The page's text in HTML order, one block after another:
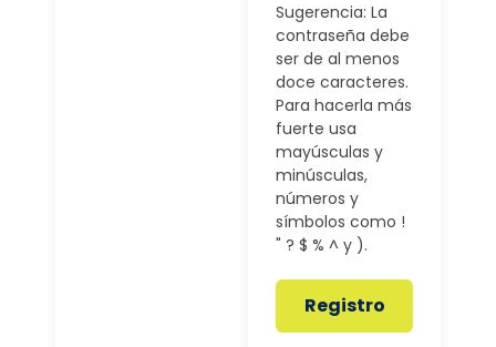
Sugerencia: La
contraseña debe
ser de al menos
doce caracteres.
Para hacerla más
fuerte usa
mayúsculas y
minúsculas,
números y
símbolos como !
" ? $ % ^ y ).
Registro